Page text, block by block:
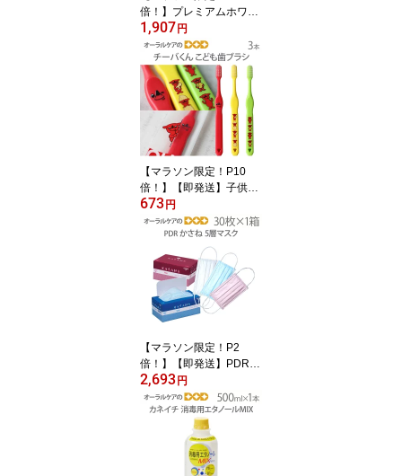
倍！】プレミアムホワイ
ト特別セット 歯磨き粉1
本＋歯ブラシ1本セット
ホワイトニングだけでは
終わらないトータルケア
セット ギフト【発泡剤無
配合】【父の日】【メー
ル便不可】
1,907円
【マラソン限定！P10
倍！】【即発送】子供歯
ブラシ チーバくん こど
も歯ブラシ 3色アソート
日本製 3本【キャラクタ
ー大好き】【メール便可
10セット(30本)まで】
673円
【マラソン限定！P2
倍！】【即発送】PDR
かさね 5層マスク 日本製
30枚入り【花粉症対策】
【感染対策】【高機能】
【個包装ではございませ
ん】【メール便不可】
2,693円